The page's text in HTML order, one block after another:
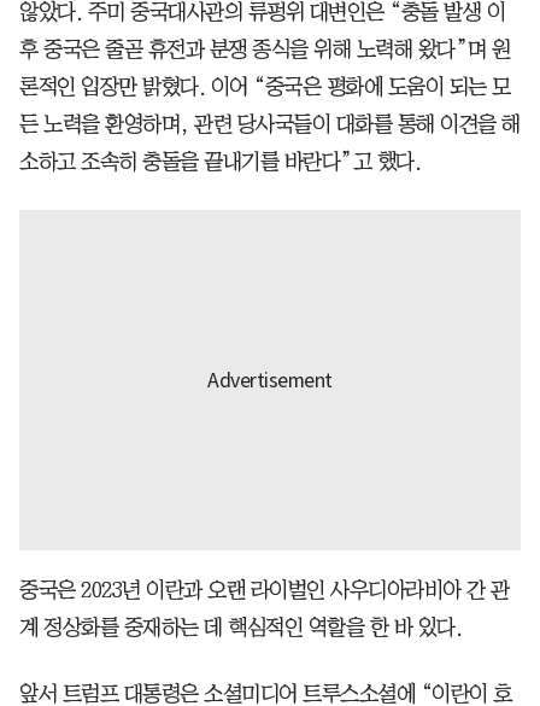
않았다. 주미 중국대사관의 류펑위 대변인은 “충돌 발생 이
후 중국은 줄곧 휴전과 분쟁 종식을 위해 노력해 왔다”며 원
론적인 입장만 밝혔다. 이어 “중국은 평화에 도움이 되는 모
든 노력을 환영하며, 관련 당사국들이 대화를 통해 이견을 해
소하고 조속히 충돌을 끝내기를 바란다”고 했다.
중국은 2023년 이란과 오랜 라이벌인 사우디아라비아 간 관
계 정상화를 중재하는 데 핵심적인 역할을 한 바 있다.
앞서 트럼프 대통령은 소셜미디어 트루스소셜에 “이란이 호